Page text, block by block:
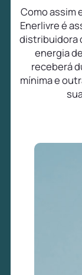
Como assim
Enerlivre é
distribuidora
energia
receberá
mínima e